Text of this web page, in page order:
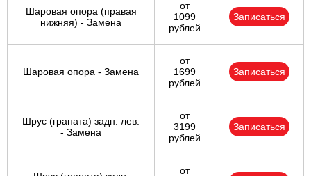
Шаровая опора (правая
нижняя) - Замена
от
1099
рублей
Записаться
Шаровая опора - Замена
от
1699
рублей
Записаться
Шрус (граната) задн. лев.
- Замена
от
3199
рублей
Записаться
от